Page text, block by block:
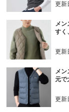
更
メン
すく
更
メン
元で
更